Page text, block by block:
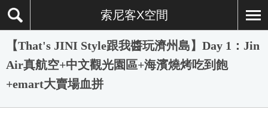
索尼客X空間
【That's JINI Style跟我醬玩濟州島】Day 1：Jin
Air真航空+中文觀光園區+海濱燒烤吃到飽
+emart大賣場血拼